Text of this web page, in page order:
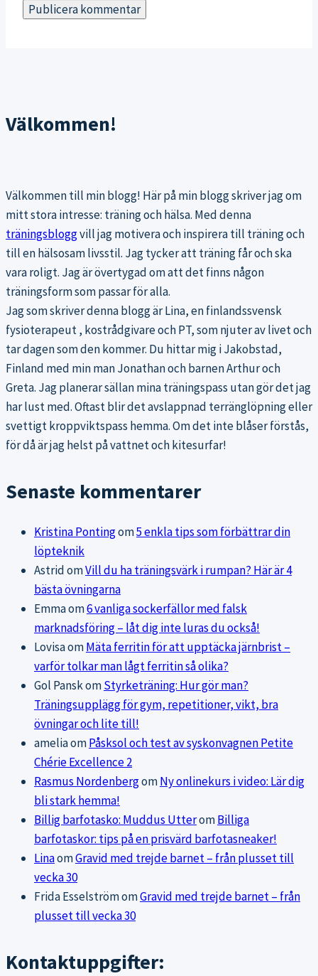
Välkommen!
Välkommen till min blogg! Här på min blogg skriver jag om
mitt stora intresse: träning och hälsa. Med denna
träningsbloggvill jag motivera och inspirera till träning och
till en hälsosam livsstil. Jag tycker att träning får och ska
vara roligt. Jag är övertygad om att det finns någon
träningsform som passar för alla.
Jag som skriver denna blogg är Lina, en finlandssvensk
fysioterapeut , kostrådgivare och PT, som njuter av livet och
tar dagen som den kommer. Du hittar mig i Jakobstad,
Finland med min man Jonathan och barnen Arthur och
Greta. Jag planerar sällan mina träningspass utan gör det jag
har lust med. Oftast blir det avslappnad terränglöpning eller
svettigt kroppviktspass hemma. Om det inte blåser förstås,
för då är jag helst på vattnet och kitesurfar!
Senaste kommentarer
Kristina Pontingom5 enkla tips som förbättrar din
löpteknik
AstridomVill du ha träningsvärk i rumpan? Här är 4
bästa övningarna
Emmaom6 vanliga sockerfällor med falsk
marknadsföring – låt dig inte luras du också!
LovisaomMäta ferritin för att upptäcka järnbrist –
varför tolkar man lågt ferritin så olika?
Gol PanskomStyrketräning: Hur gör man?
Träningsupplägg för gym, repetitioner, vikt, bra
övningar och lite till!
ameliaomPåsksol och test av syskonvagnen Petite
Chérie Excellence 2
Rasmus NordenbergomNy onlinekurs i video: Lär dig
bli stark hemma!
Billig barfotasko: Muddus UtteromBilliga
barfotaskor: tips på en prisvärd barfotasneaker!
LinaomGravid med trejde barnet – från plusset till
vecka 30
Frida EsselströmomGravid med trejde barnet – från
plusset till vecka 30
Kontaktuppgifter: